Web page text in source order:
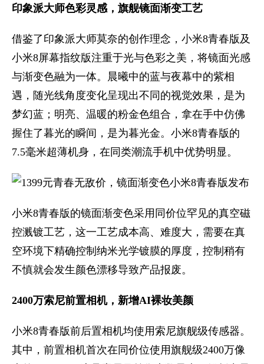
印象派大师色彩灵感，旗舰镜面渐变工艺
借鉴了印象派大师莫奈的创作理念，小米8青春版及
小米8屏幕指纹版注重于光与色彩之美，将镜面光感
与渐变色融为一体。晨曦中的蓝与夜幕中的紫相
遇，随光线角度变化呈现出不同的视觉效果，是为
梦幻蓝；明亮、温暖的粉金色组合，拿在手中仿佛
握住了暮光的瞬间，是为暮光金。小米8青春版的
7.5毫米超薄机身，在同类潮流手机中优势明显。
小米8青春版的镜面渐变色采用同价位罕见的真空磁
控溅镀工艺，这一工艺成本高、难度大，需要在真
空环境下精确控制纳米光学镀膜的厚度，控制稍有
不慎就会发生颜色漂移导致产品报废。
2400万索尼前置相机，新增AI裸妆美颜
小米8青春版前后置相机均使用索尼旗舰级传感器。
其中，前置相机首次在同价位使用旗舰级2400万像